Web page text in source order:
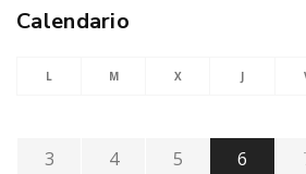
Calendario
L M X J
3
4 5 6